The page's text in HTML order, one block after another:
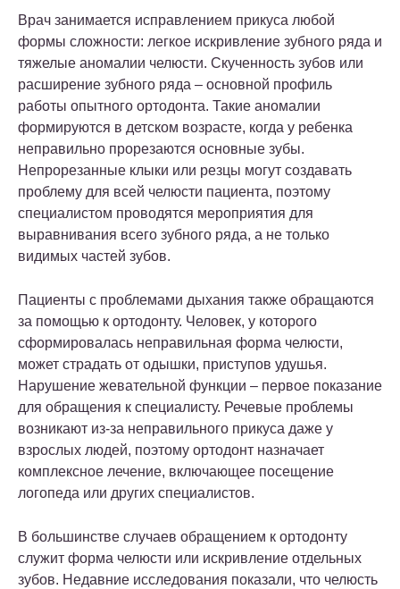
Врач занимается исправлением прикуса любой
формы сложности: легкое искривление зубного ряда и
тяжелые аномалии челюсти. Скученность зубов или
расширение зубного ряда – основной профиль
работы опытного ортодонта. Такие аномалии
формируются в детском возрасте, когда у ребенка
неправильно прорезаются основные зубы.
Непрорезанные клыки или резцы могут создавать
проблему для всей челюсти пациента, поэтому
специалистом проводятся мероприятия для
выравнивания всего зубного ряда, а не только
видимых частей зубов.
Пациенты с проблемами дыхания также обращаются
за помощью к ортодонту. Человек, у которого
сформировалась неправильная форма челюсти,
может страдать от одышки, приступов удушья.
Нарушение жевательной функции – первое показание
для обращения к специалисту. Речевые проблемы
возникают из-за неправильного прикуса даже у
взрослых людей, поэтому ортодонт назначает
комплексное лечение, включающее посещение
логопеда или других специалистов.
В большинстве случаев обращением к ортодонту
служит форма челюсти или искривление отдельных
зубов. Недавние исследования показали, что челюсть